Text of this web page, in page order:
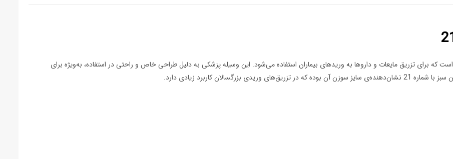
است که برای تزریق مایعات و داروها به وریدهای بیماران استفاده می‌شود. این وسیله پزشکی به دلیل طراحی خاص و راحتی در استفاده، به‌ویژه برای
کاربرد زیادی دارد.